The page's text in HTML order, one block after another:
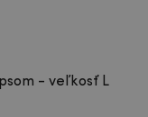
- veľkosť L